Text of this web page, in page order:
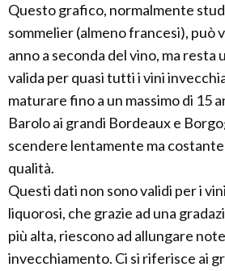
Questo grafico, normalmente
sommelier (almeno francesi), può
anno a seconda del vino, ma resta
valida per quasi tutti i vini
maturare fino a un massimo di 15
Barolo ai grandi Bordeaux e
scendere lentamente ma
qualità.
Questi dati non sono validi per i
liquorosi, che grazie ad una
più alta, riescono ad allungare
invecchiamento. Ci si riferisce ai